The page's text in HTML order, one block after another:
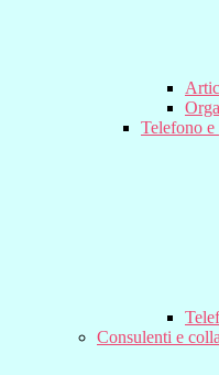
Telefono e
Consulenti e